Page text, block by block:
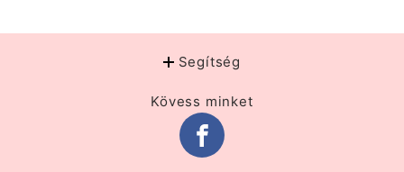
Segítség
Kövess minket